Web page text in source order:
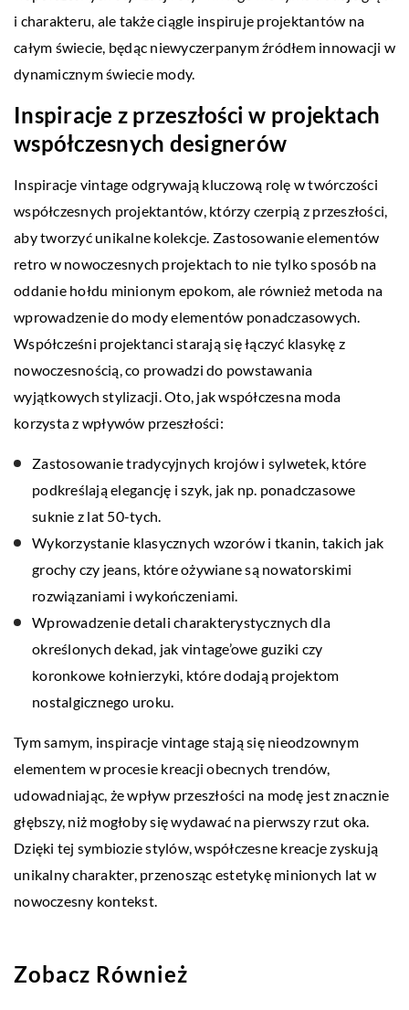
i charakteru, ale także ciągle inspiruje projektantów na
całym świecie, będąc niewyczerpanym źródłem innowacji w
dynamicznym świecie mody.
Inspiracje z przeszłości w projektach
współczesnych designerów
Inspiracje vintage odgrywają kluczową rolę w twórczości
współczesnych projektantów, którzy czerpią z przeszłości,
aby tworzyć unikalne kolekcje. Zastosowanie elementów
retro w nowoczesnych projektach to nie tylko sposób na
oddanie hołdu minionym epokom, ale również metoda na
wprowadzenie do mody elementów ponadczasowych.
Współcześni projektanci starają się łączyć klasykę z
nowoczesnością, co prowadzi do powstawania
wyjątkowych stylizacji. Oto, jak współczesna moda
korzysta z wpływów przeszłości:
Zastosowanie tradycyjnych krojów i sylwetek, które
podkreślają elegancję i szyk, jak np. ponadczasowe
suknie z lat 50-tych.
Wykorzystanie klasycznych wzorów i tkanin, takich jak
grochy czy jeans, które ożywiane są nowatorskimi
rozwiązaniami i wykończeniami.
Wprowadzenie detali charakterystycznych dla
określonych dekad, jak vintage’owe guziki czy
koronkowe kołnierzyki, które dodają projektom
nostalgicznego uroku.
Tym samym, inspiracje vintage stają się nieodzownym
elementem w procesie kreacji obecnych trendów,
udowadniając, że wpływ przeszłości na modę jest znacznie
głębszy, niż mogłoby się wydawać na pierwszy rzut oka.
Dzięki tej symbiozie stylów, współczesne kreacje zyskują
unikalny charakter, przenosząc estetykę minionych lat w
nowoczesny kontekst.
Zobacz Również